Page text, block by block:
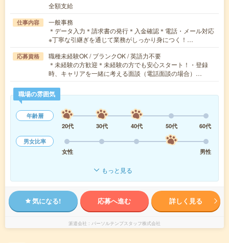
全額支給
仕事内容
一般事務
＊データ入力＊請求書の発行＊入金確認＊電話・メール対応
※丁寧な引継ぎを通じて業務がしっかり身につく！…
応募資格
職種未経験OK / ブランクOK / 英語力不要
＊未経験の方歓迎＊未経験の方でも安心スタート！・登録
時、キャリアを一緒に考える面談（電話面談の場合）…
職場の雰囲気
年齢層
20代
30代 40代 50代
60代
男女比率
女性
男性
もっと見る
気になる! 応募へ進む 詳しく見る
派遣会社 パーソルテンプスタッフ株式会社